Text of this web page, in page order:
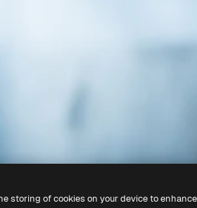
storing of cookies on your device to